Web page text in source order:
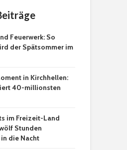
Feuerwerk: So
der Spätsommer im
in Kirchhellen:
40-millionsten
im Freizeit-Land
Stunden
die Nacht